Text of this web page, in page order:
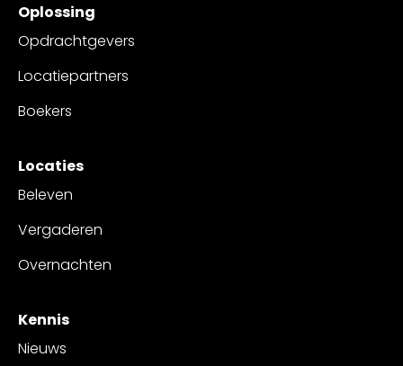
Oplossing
Opdrachtgevers
Locatiepartners
Boekers
Locaties
Beleven
Vergaderen
Overnachten
Kennis
Nieuws